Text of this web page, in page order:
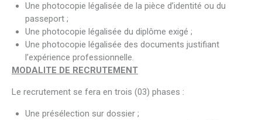
Une photocopie légalisée de la pièce d’identité ou du
passeport ;
Une photocopie légalisée du diplôme exigé ;
Une photocopie légalisée des documents justifiant
l’expérience professionnelle.
MODALITE DE RECRUTEMENT
Le recrutement se fera en trois (03) phases :
Une présélection sur dossier ;